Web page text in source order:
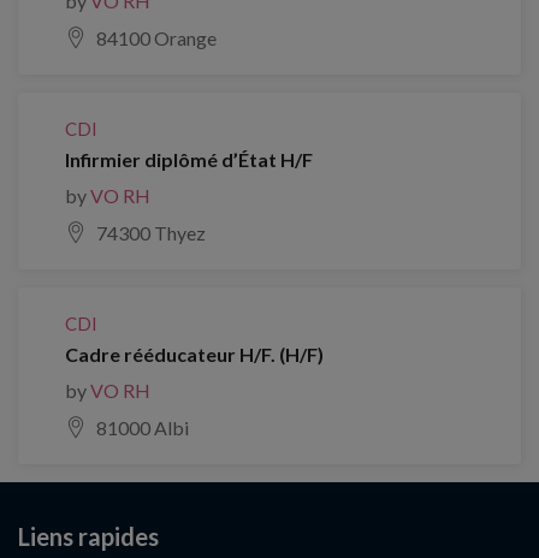
84100 Orange
CDI
Infirmier diplômé d’État H/F
byVO RH
74300 Thyez
CDI
Cadre rééducateur H/F. (H/F)
byVO RH
81000 Albi
Liens rapides